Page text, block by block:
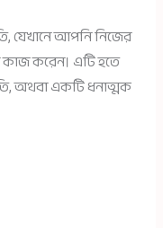
যেখানে আপনি নিজের
কাজ করেন। এটি হতে
অথবা একটি ধনাত্মক